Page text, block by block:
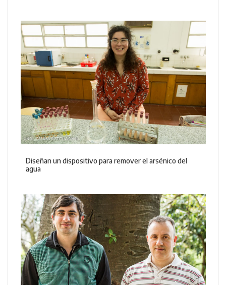
Diseñan un dispositivo para remover el arsénico del
agua